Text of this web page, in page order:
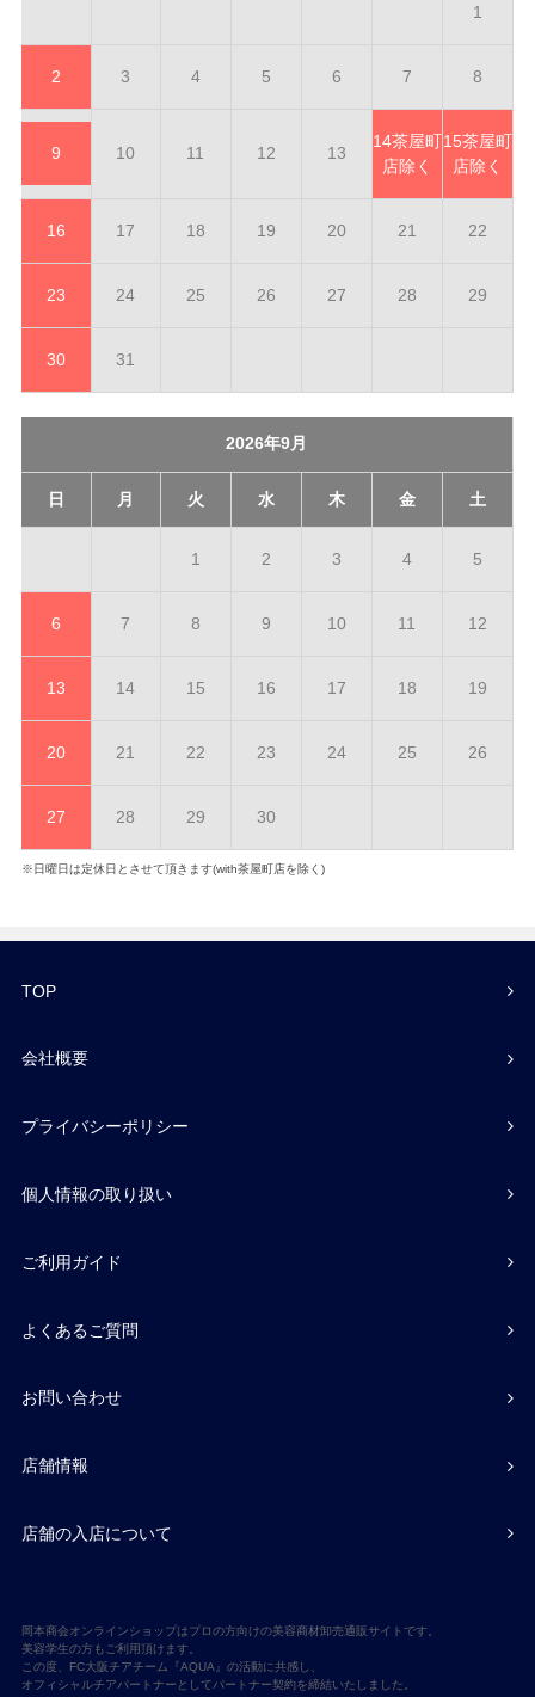
1
2 3 4 5 6 7 8
9 10 11 12 13
14茶屋町
店除く
15茶屋町
店除く
16 17 18 19 20 21 22
23 24 25 26 27 28 29
30 31
2026年9月
日 月 火 水 木 金 土
1 2 3 4 5
6 7 8 9 10 11 12
13 14 15 16 17 18 19
20 21 22 23 24 25 26
27 28 29 30
※日曜日は定休日とさせて頂きます(with茶屋町店を除く)
TOP
会社概要
プライバシーポリシー
個人情報の取り扱い
ご利用ガイド
よくあるご質問
お問い合わせ
店舗情報
店舗の入店について
岡本商会オンラインショップはプロの方向けの美容商材卸売通販サイトです。
美容学生の方もご利用頂けます。
この度、FC大阪チアチーム『AQUA』の活動に共感し、
オフィシャルチアパートナーとしてパートナー契約を締結いたしました。